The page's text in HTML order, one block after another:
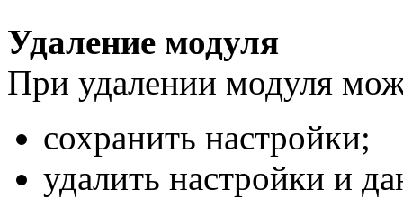
Удаление модуля
При удалении модуля
сохранить настройки;
удалить настройки и